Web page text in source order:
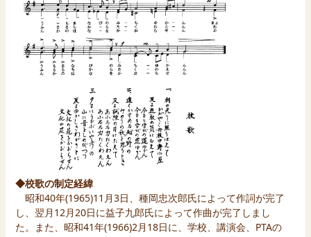
◆校歌の制定経緯
昭和40年(1965)11月3日、種岡忠次郎氏によって作詞が完了
し、翌月12月20日に益子九郎氏によって作曲が完了しまし
た。また、昭和41年(1966)2月18日に、学校、講演会、PTAの